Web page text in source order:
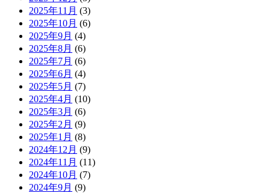
2025年11月 (3)
2025年10月 (6)
2025年9月 (4)
2025年8月 (6)
2025年7月 (6)
2025年6月 (4)
2025年5月 (7)
2025年4月 (10)
2025年3月 (6)
2025年2月 (9)
2025年1月 (8)
2024年12月 (9)
2024年11月 (11)
2024年10月 (7)
2024年9月 (9)